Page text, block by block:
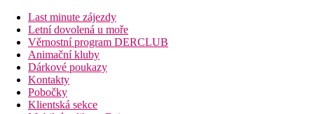
Last minute zájezdy
Letní dovolená u moře
Věrnostní program DERCLUB
Animační kluby
Dárkové poukazy
Kontakty
Pobočky
Klientská sekce